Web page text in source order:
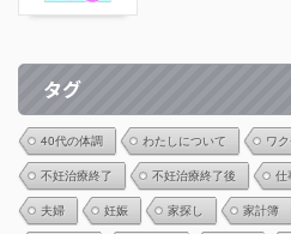
タグ
40代の体調 わたしについて ワ
不妊治療終了 不妊治療終了後 仕
夫婦 妊娠 家探し 家計簿